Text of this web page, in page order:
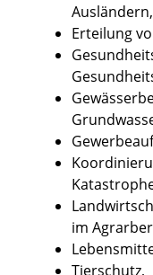
Ausländern,
Erteilung
im
Tierschutz,